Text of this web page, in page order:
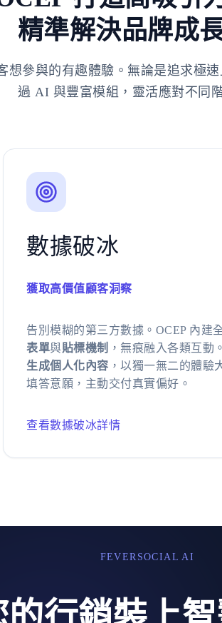
精準解決品牌成
想參與的有趣體驗。無論是追求極
過 AI 與豐富模組，靈活應對不同
數據破冰
獲取高價值顧客洞察
告別模糊的第三方數據。OCEP 內建
表單與貼標機制 ，無痕融入各類互動
生成個人化內容 ，以獨一無二的體驗
填答意願，主動交付真實偏好。
查看數據破冰詳情
FEVERSOCIAL AI
的行銷裝上